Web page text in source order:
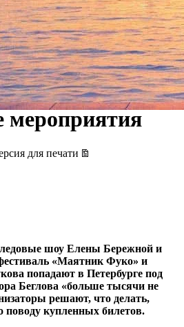
комнаты, не
В каких
откажут
из-за запрета
мероприятия
для печати
шоу Елены Бережной и
«Маятник Фуко» и
попадают в Петербурге под
Беглова «больше тысячи не
решают, что делать,
поводу купленных билетов.